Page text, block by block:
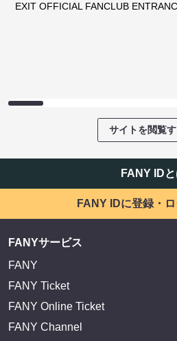
EXIT OFFICIAL FANCLUB
サイトを閲覧
FANY ID
FANY IDに登録・
FANYサービス
FANY
FANY Ticket
FANY Online Ticket
FANY Channel